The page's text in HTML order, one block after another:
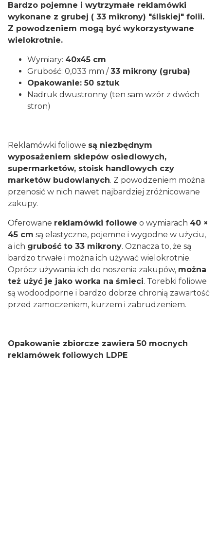
Bardzo pojemne i wytrzymałe reklamówki
wykonane z grubej ( 33 mikrony) "śliskiej" folii.
Z powodzeniem mogą być wykorzystywane
wielokrotnie.
Wymiary: 40x45 cm
Grubość: 0,033 mm / 33 mikrony (gruba)
Opakowanie: 50 sztuk
Nadruk dwustronny (ten sam wzór z dwóch
stron)
Reklamówki foliowe są niezbędnym
wyposażeniem sklepów osiedlowych,
supermarketów, stoisk handlowych czy
marketów budowlanych. Z powodzeniem można
przenosić w nich nawet najbardziej zróżnicowane
zakupy.
Oferowane reklamówki foliowe o wymiarach 40 ×
45 cm są elastyczne, pojemne i wygodne w użyciu,
a ich grubość to 33 mikrony. Oznacza to, że są
bardzo trwałe i można ich używać wielokrotnie.
Oprócz używania ich do noszenia zakupów, można
też użyć je jako worka na śmieci. Torebki foliowe
są wodoodporne i bardzo dobrze chronią zawartość
przed zamoczeniem, kurzem i zabrudzeniem.
Opakowanie zbiorcze zawiera 50 mocnych
reklamówek foliowych LDPE